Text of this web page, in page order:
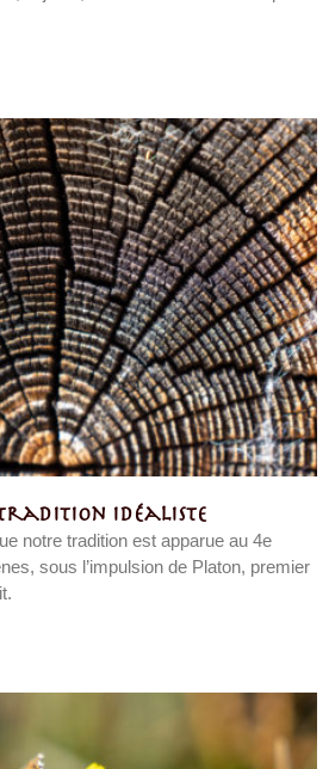
idéaliste
notre tradition est apparue au 4e
sous l’impulsion de Platon, premier